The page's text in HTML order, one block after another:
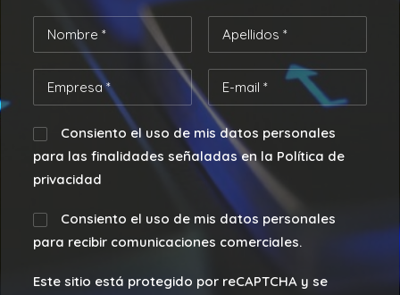
Consiento el uso de mis datos personales
para las finalidades señaladas en la Política de
privacidad
Consiento el uso de mis datos personales
para recibir comunicaciones comerciales.
Este sitio está protegido por reCAPTCHA y se